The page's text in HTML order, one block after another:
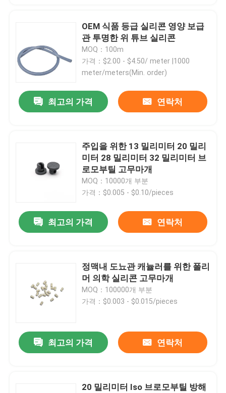
OEM 식품 등급 실리콘 영양 보급
관 투명한 위 튜브 실리콘
MOQ：100m
가격：$2.00 - $4.50/ meter |1000
meter/meters(Min. order)
최고의 가격 연락처
주입을 위한 13 밀리미터 20 밀리
미터 28 밀리미터 32 밀리미터 브
로모부틸 고무마개
MOQ：10000개 부분
가격：$0.005 - $0.10/pieces
최고의 가격 연락처
정맥내 도뇨관 캐뉼러를 위한 폴리
머 의학 실리콘 고무마개
MOQ：100000개 부분
가격：$0.003 - $0.015/pieces
최고의 가격 연락처
20 밀리미터 Iso 브로모부틸 방해